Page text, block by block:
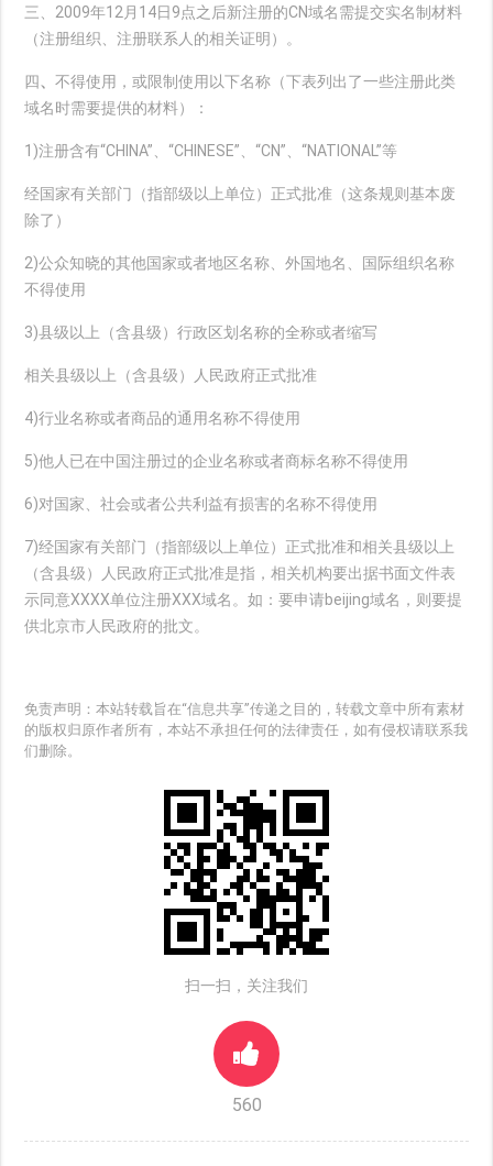
三、2009年12月14日9点之后新注册的CN域名需提交实名制材料
（注册组织、注册联系人的相关证明）。
四、不得使用，或限制使用以下名称（下表列出了一些注册此类
域名时需要提供的材料）：
1)注册含有“CHINA”、“CHINESE”、“CN”、“NATIONAL”等
经国家有关部门（指部级以上单位）正式批准（这条规则基本废
除了）
2)公众知晓的其他国家或者地区名称、外国地名、国际组织名称
不得使用
3)县级以上（含县级）行政区划名称的全称或者缩写
相关县级以上（含县级）人民政府正式批准
4)行业名称或者商品的通用名称不得使用
5)他人已在中国注册过的企业名称或者商标名称不得使用
6)对国家、社会或者公共利益有损害的名称不得使用
7)经国家有关部门（指部级以上单位）正式批准和相关县级以上
（含县级）人民政府正式批准是指，相关机构要出据书面文件表
示同意XXXX单位注册XXX域名。如：要申请beijing域名，则要提
供北京市人民政府的批文。
免责声明：本站转载旨在“信息共享”传递之目的，转载文章中所有素材
的版权归原作者所有，本站不承担任何的法律责任，如有侵权请联系我
们删除。
扫一扫，关注我们
560